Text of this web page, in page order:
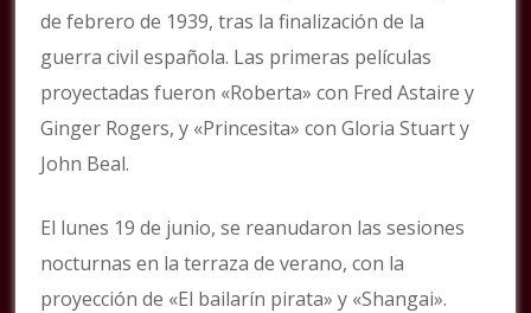
de febrero de 1939, tras la finalización de la
guerra civil española. Las primeras películas
proyectadas fueron «Roberta» con Fred Astaire y
Ginger Rogers, y «Princesita» con Gloria Stuart y
John Beal.
El lunes 19 de junio, se reanudaron las sesiones
nocturnas en la terraza de verano, con la
proyección de «El bailarín pirata» y «Shangai».